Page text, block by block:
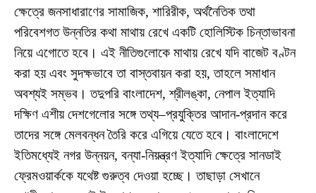
ক্ষেত্রে জনসাধারাণের সামাজিক, শারিরীক, অর্থনৈতিক তথা
পরিবেশগত উন্নতির কথা মাথায় রেখে একটি হোলিস্টিক চিন্তাভাবনা
নিয়ে এগোতে হবে। এই নীতিগুলোকে মাথায় রেখে যদি বাজেট বণ্টন
করা হয় এবং সুদক্ষভাবে তা বাস্তবায়ন করা হয়, তাহলে সমাধান
অবশ্যই সম্ভব। তদুপরি বাংলাদেশ, শ্রীলঙ্কা, নেপাল ইত্যাদি
দক্ষিণ এশীয় দেশগেলোর সঙ্গে তথ্য–প্রযুক্তির আদান-প্রদান করে
তাদের সঙ্গে মেলবন্ধন তৈরি করে এগিয়ে যেতে হবে। বাংলাদেশে
ইতিমধ্যেই নগর উন্নয়ন, বন্যা-নিয়ন্ত্রণ ইত্যাদি ক্ষেত্রে সানডাই
ফ্রেমওয়ার্ককে যথেষ্ট গুরুত্ব দেওয়া হচ্ছে। তাছাড়া সেখানে